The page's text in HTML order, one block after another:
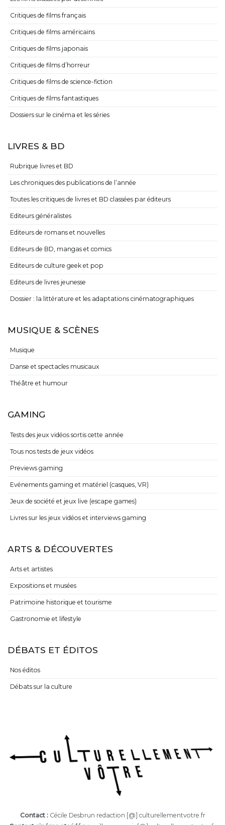
Critiques de films français
Critiques de films américains
Critiques de films japonais
Critiques de films d’horreur
Critiques de films de science-fiction
Critiques de films fantastiques
Dossiers sur le cinéma et les séries
LIVRES & BD
Rubrique livres et BD
Les chroniques des publications de l’année
Toutes les critiques de livres et BD classées par éditeurs
Editeurs généralistes
Editeurs de romans et nouvelles
Editeurs de BD, mangas et comics
Editeurs de culture geek et pop
Editeurs de livres jeunesse
Dossier : la littérature et les adaptations cinématographiques
MUSIQUE & SCÈNES
Musique
Danse et spectacles musicaux
Théâtre et humour
GAMING
Tests des jeux vidéos sortis cette année
Tous nos tests de jeux vidéos
Previews gaming
Evénements gaming et matériel (casques, VR)
Jeux de société et jeux live (escape games)
Livres sur les jeux vidéos et interviews gaming
ARTS & DÉCOUVERTES
Arts et artistes
Expositions et musées
Patrimoine historique et tourisme
Gastronomie et lifestyle
DÉBATS ET ÉDITOS
Nos éditos
Débats sur la culture
Contact :Cécile Desbrun redaction [@] culturellementvotre.fr